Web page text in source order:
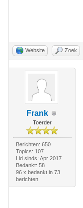
Website Zoek
Frank
Toerder
Berichten: 650
Topics: 107
Lid sinds: Apr 2017
Bedankt: 58
96 x bedankt in 73
berichten